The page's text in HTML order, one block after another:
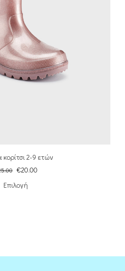
κορίτσι 2-9 ετών
€20.00
Επιλογή